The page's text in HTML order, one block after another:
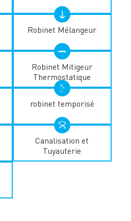
Robinet Mélangeur
Robinet Mitigeur
Thermostatique
robinet temporisé
Canalisation et
Tuyauterie